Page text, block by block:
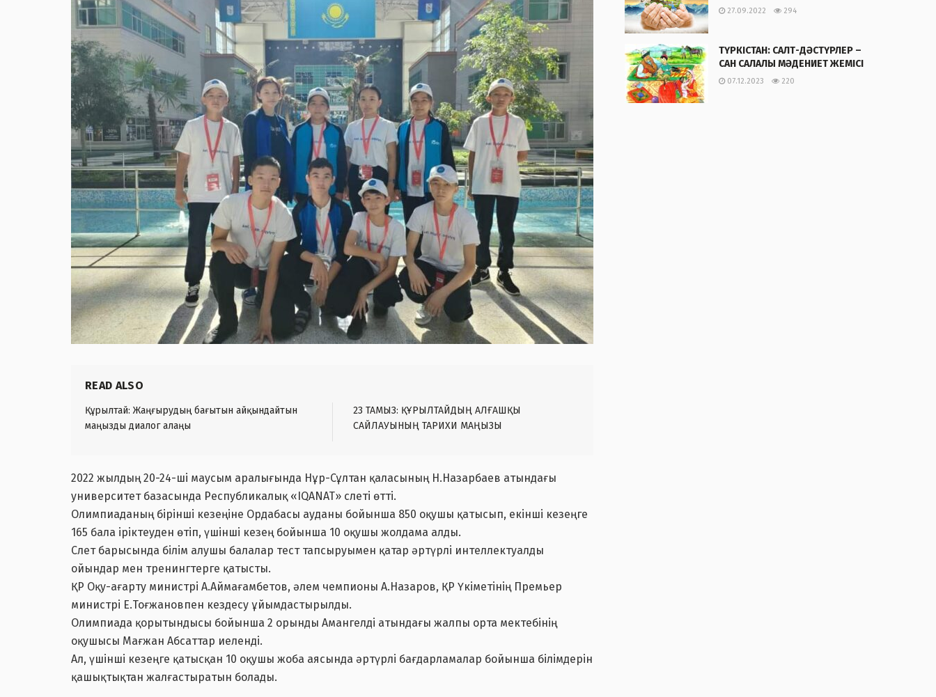
READ ALSO
Құрылтай: Жаңғырудың бағытын айқындайтын
маңызды диалог алаңы
23 ТАМЫЗ: ҚҰРЫЛТАЙДЫҢ АЛҒАШҚЫ
САЙЛАУЫНЫҢ ТАРИХИ МАҢЫЗЫ
2022 жылдың 20-24-ші маусым аралығында Нұр-Сұлтан қаласының Н.Назарбаев атындағы
университет базасында Республикалық «IQANAT» слеті өтті.
Олимпиаданың бірінші кезеңіне Ордабасы ауданы бойынша 850 оқушы қатысып, екінші кезеңге
165 бала іріктеуден өтіп, үшінші кезең бойынша 10 оқушы жолдама алды.
Слет барысында білім алушы балалар тест тапсыруымен қатар әртүрлі интеллектуалды
ойындар мен тренингтерге қатысты.
ҚР Оқу-ағарту министрі А.Аймағамбетов, әлем чемпионы А.Назаров, ҚР Үкіметінің Премьер
министрі Е.Тоғжановпен кездесу ұйымдастырылды.
Олимпиада қорытындысы бойынша 2 орынды Амангелді атындағы жалпы орта мектебінің
оқушысы Мағжан Абсаттар иеленді.
Ал, үшінші кезеңге қатысқан 10 оқушы жоба аясында әртүрлі бағдарламалар бойынша білімдерін
қашықтықтан жалғастыратын болады.
27.09.2022 294
ТҮРКІСТАН: САЛТ-ДӘСТҮРЛЕР –
САН САЛАЛЫ МӘДЕНИЕТ ЖЕМІСІ
07.12.2023 220